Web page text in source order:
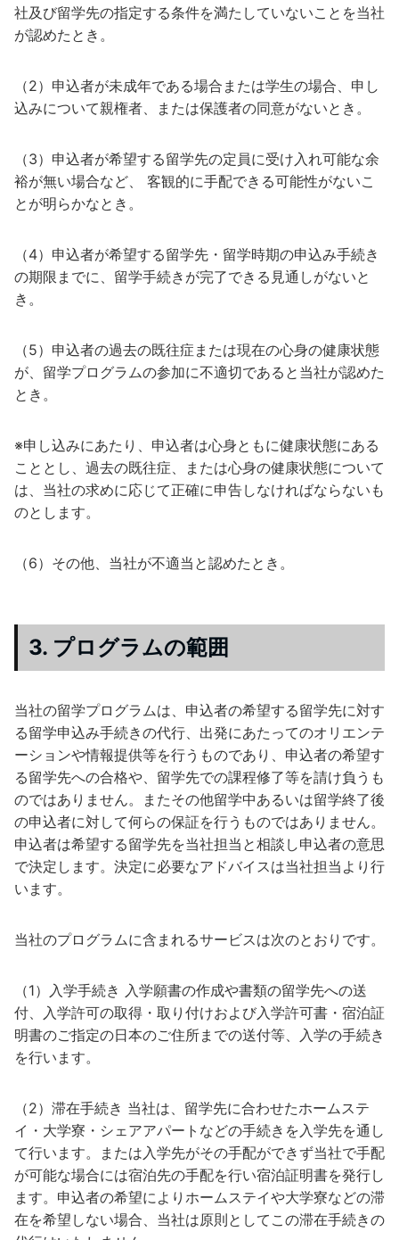
社及び留学先の指定する条件を満たしていないことを当社
が認めたとき。
（2）申込者が未成年である場合または学生の場合、申し
込みについて親権者、または保護者の同意がないとき。
（3）申込者が希望する留学先の定員に受け入れ可能な余
裕が無い場合など、 客観的に手配できる可能性がないこ
とが明らかなとき。
（4）申込者が希望する留学先・留学時期の申込み手続き
の期限までに、留学手続きが完了できる見通しがないと
き。
（5）申込者の過去の既往症または現在の心身の健康状態
が、留学プログラムの参加に不適切であると当社が認めた
とき。
※申し込みにあたり、申込者は心身ともに健康状態にある
こととし、過去の既往症、または心身の健康状態について
は、当社の求めに応じて正確に申告しなければならないも
のとします。
（6）その他、当社が不適当と認めたとき。
3. プログラムの範囲
当社の留学プログラムは、申込者の希望する留学先に対す
る留学申込み手続きの代行、出発にあたってのオリエンテ
ーションや情報提供等を行うものであり、申込者の希望す
る留学先への合格や、留学先での課程修了等を請け負うも
のではありません。またその他留学中あるいは留学終了後
の申込者に対して何らの保証を行うものではありません。
申込者は希望する留学先を当社担当と相談し申込者の意思
で決定します。決定に必要なアドバイスは当社担当より行
います。
当社のプログラムに含まれるサービスは次のとおりです。
（1）入学手続き 入学願書の作成や書類の留学先への送
付、入学許可の取得・取り付けおよび入学許可書・宿泊証
明書のご指定の日本のご住所までの送付等、入学の手続き
を行います。
（2）滞在手続き 当社は、留学先に合わせたホームステ
イ・大学寮・シェアアパートなどの手続きを入学先を通し
て行います。または入学先がその手配ができず当社で手配
が可能な場合には宿泊先の手配を行い宿泊証明書を発行し
ます。申込者の希望によりホームステイや大学寮などの滞
在を希望しない場合、当社は原則としてこの滞在手続きの